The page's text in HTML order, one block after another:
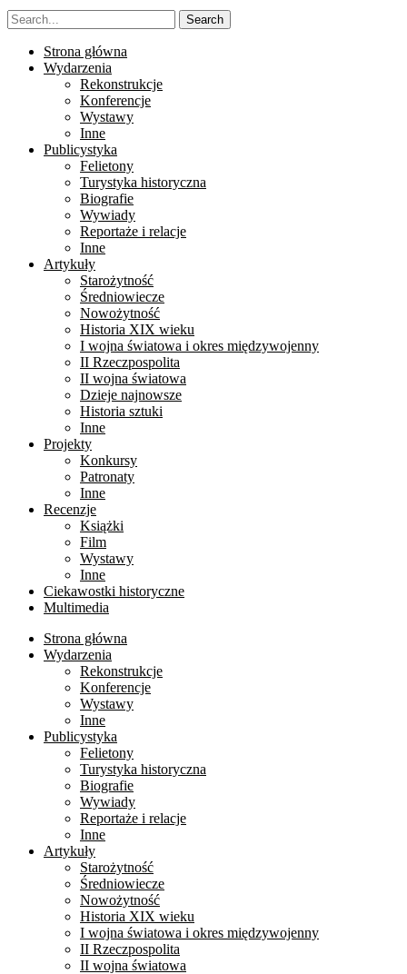
Strona główna
Wydarzenia
Rekonstrukcje
Konferencje
Wystawy
Inne
Publicystyka
Felietony
Turystyka historyczna
Biografie
Wywiady
Reportaże i relacje
Inne
Artykuły
Starożytność
Średniowiecze
Nowożytność
Historia XIX wieku
I wojna światowa i okres międzywojenny
II Rzeczpospolita
II wojna światowa
Dzieje najnowsze
Historia sztuki
Inne
Projekty
Konkursy
Patronaty
Inne
Recenzje
Książki
Film
Wystawy
Inne
Ciekawostki historyczne
Multimedia
Strona główna
Wydarzenia
Rekonstrukcje
Konferencje
Wystawy
Inne
Publicystyka
Felietony
Turystyka historyczna
Biografie
Wywiady
Reportaże i relacje
Inne
Artykuły
Starożytność
Średniowiecze
Nowożytność
Historia XIX wieku
I wojna światowa i okres międzywojenny
II Rzeczpospolita
II wojna światowa